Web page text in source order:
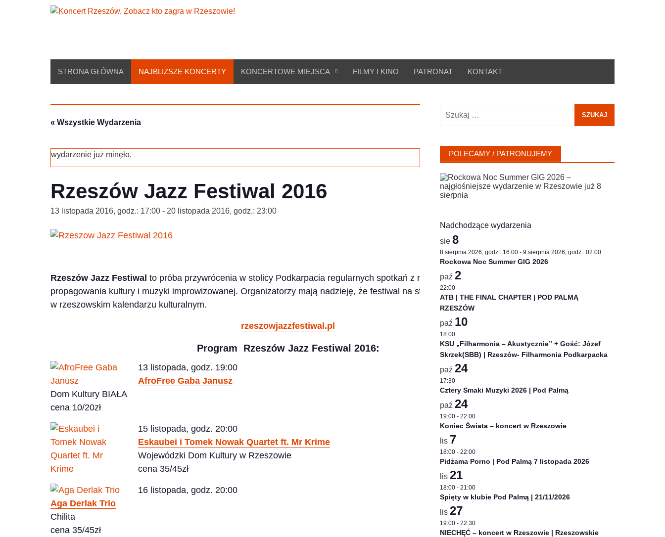
STRONA GŁÓWNA NAJBLIŻSZE KONCERTY KONCERTOWE MIEJSCA FILMY I KINO PATRONAT KONTAKT
« Wszystkie Wydarzenia
wydarzenie już minęło.
Rzeszów Jazz Festiwal 2016
13 listopada 2016, godz.: 17:00 - 20 listopada 2016, godz.: 23:00
Rzeszów Jazz Festiwal to próba przywrócenia w stolicy Podkarpacia regularnych spotkań z najlepszą muzyką jazzową,
propagowania kultury i muzyki improwizowanej. Organizatorzy mają nadzieję, że festiwal na stałe zagości
w rzeszowskim kalendarzu kulturalnym.
rzeszowjazzfestiwal.pl
Program Rzeszów Jazz Festiwal 2016:
13 listopada, godz. 19:00
AfroFree Gaba Janusz
Dom Kultury BIAŁA
cena 10/20zł
15 listopada, godz. 20:00
Eskaubei i Tomek Nowak Quartet ft. Mr Krime
Wojewódzki Dom Kultury w Rzeszowie
cena 35/45zł
16 listopada, godz. 20:00
Aga Derlak Trio
Chilita
cena 35/45zł
POLECAMY / PATRONUJEMY
Nadchodzące wydarzenia
sie 8
8 sierpnia 2026, godz.: 16:00- 9 sierpnia 2026, godz.: 02:00
Rockowa Noc Summer GIG 2026
paź 2
22:00
ATB | THE FINAL CHAPTER | POD PALMĄ
RZESZÓW
paź 10
18:00
KSU „Filharmonia – Akustycznie” + Gość: Józef
Skrzek(SBB) | Rzeszów- Filharmonia Podkarpacka
paź 24
17:30
Cztery Smaki Muzyki 2026 | Pod Palmą
paź 24
19:00- 22:00
Koniec Świata – koncert w Rzeszowie
lis 7
18:00- 22:00
Pidżama Porno | Pod Palmą 7 listopada 2026
lis 21
18:00- 21:00
Spięty w klubie Pod Palmą | 21/11/2026
lis 27
19:00- 22:30
NIECHĘĆ – koncert w Rzeszowie | Rzeszowskie